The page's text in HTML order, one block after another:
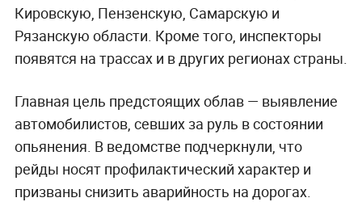
Кировскую, Пензенскую, Самарскую и
Рязанскую области. Кроме того, инспекторы
появятся на трассах и в других регионах страны.
Главная цель предстоящих облав — выявление
автомобилистов, севших за руль в состоянии
опьянения. В ведомстве подчеркнули, что
рейды носят профилактический характер и
призваны снизить аварийность на дорогах.